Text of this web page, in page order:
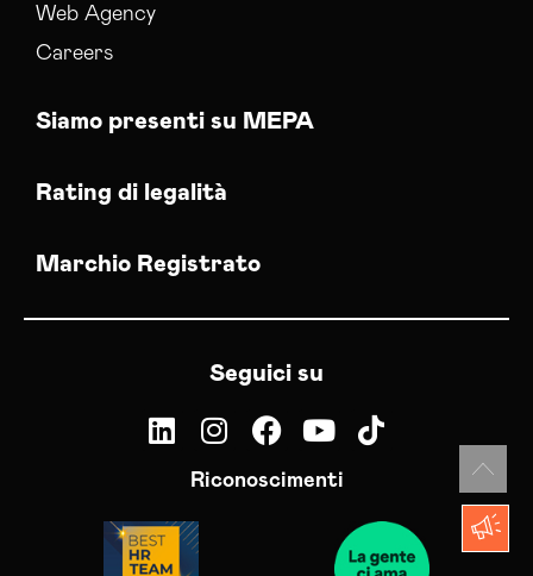
Web Agency
Careers
Siamo presenti su MEPA
Rating di legalità
Marchio Registrato
Seguici su
Riconoscimenti